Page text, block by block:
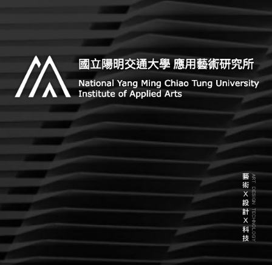
國立陽明交通大學 應用藝術研
究所
Institute of Applied Arts, National Yang Ming Chiao